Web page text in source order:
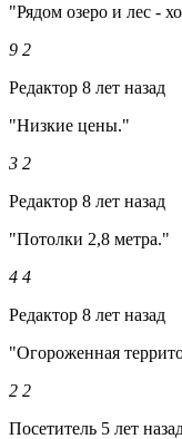
"Рядом озеро и лес -
9 2
Редактор 8 лет назад
"Низкие цены."
3 2
Редактор 8 лет назад
"Потолки 2,8 метра."
4 4
Редактор 8 лет назад
"Огороженная
2 2
Посетитель 5 лет